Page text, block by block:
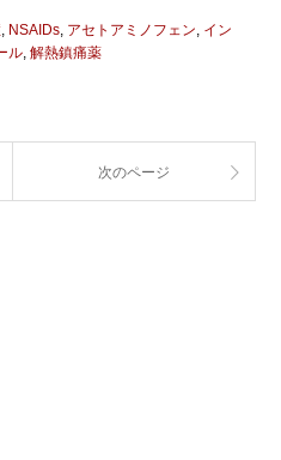
, NSAIDs, アセトアミノフェン, イン
ル, 解熱鎮痛薬
次のページ